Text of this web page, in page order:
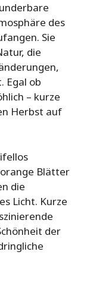
des
Sie
die
Egal ob
– kurze
Herbst auf
Blätter
die
Licht. Kurze
der